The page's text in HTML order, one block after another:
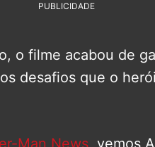
PUBLICIDADE
o filme acabou de
desafios que o